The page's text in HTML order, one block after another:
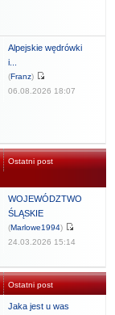
Alpejskie wędrówki
i...
(Franz)
06.08.2026 18:07
Ostatni post
WOJEWÓDZTWO
ŚLĄSKIE
(Marlowe1994)
24.03.2026 15:14
Ostatni post
Jaka jest u was